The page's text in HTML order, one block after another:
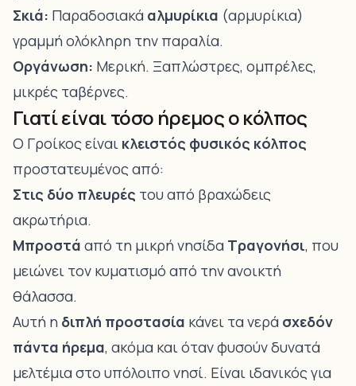
Σκιά: Παραδοσιακά αλμυρίκια (αρμυρίκια)
γραμμή ολόκληρη την παραλία.
Οργάνωση: Μερική. Ξαπλώστρες, ομπρέλες,
μικρές ταβέρνες.
Γιατί είναι τόσο ήρεμος ο κόλπος
Ο Γροίκος είναι κλειστός φυσικός κόλπος
προστατευμένος από:
Στις δύο πλευρές του από βραχώδεις
ακρωτήρια.
Μπροστά από τη μικρή νησίδα Τραγονήσι, που
μειώνει τον κυματισμό από την ανοικτή
θάλασσα.
Αυτή η διπλή προστασία κάνει τα νερά σχεδόν
πάντα ήρεμα, ακόμα και όταν φυσούν δυνατά
μελτέμια στο υπόλοιπο νησί. Είναι ιδανικός για